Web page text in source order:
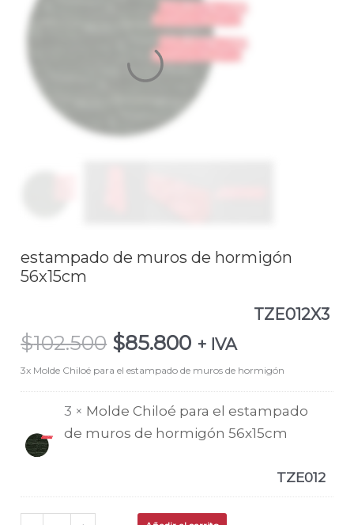
estampado de muros de hormigón
56x15cm
TZE012X3
$102.500
$102.500.
$85.800
$85.800.
+ IVA
3x Molde Chiloé para el estampado de muros de hormigón
3 × Molde Chiloé para el estampado
de muros de hormigón 56x15cm
TZE012
el
muros
de
hormigón